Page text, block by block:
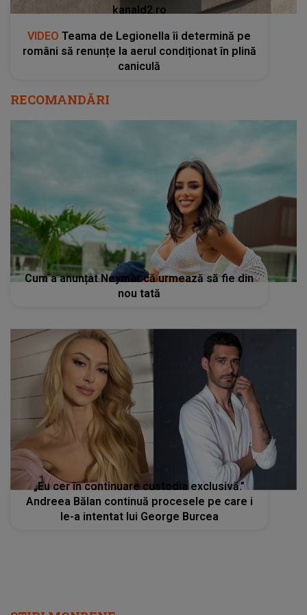
„Eu cer în continuare custodia exclusivă.”
Andreea Bălan continuă procesele pe care i
le-a intentat lui George Burcea
STIRI MONDENE